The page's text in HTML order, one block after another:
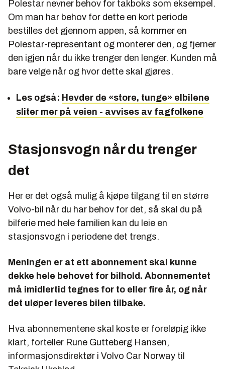
Polestar nevner behov for takboks som eksempel.
Om man har behov for dette en kort periode
bestilles det gjennom appen, så kommer en
Polestar-representant og monterer den, og fjerner
den igjen når du ikke trenger den lenger. Kunden må
bare velge når og hvor dette skal gjøres.
Les også: Hevder de «store, tunge» elbilene
sliter mer på veien - avvises av fagfolkene
Stasjonsvogn når du trenger
det
Her er det også mulig å kjøpe tilgang til en større
Volvo-bil når du har behov for det, så skal du på
bilferie med hele familien kan du leie en
stasjonsvogn i periodene det trengs.
Meningen er at ett abonnement skal kunne
dekke hele behovet for bilhold. Abonnementet
må imidlertid tegnes for to eller fire år, og når
det uløper leveres bilen tilbake.
Hva abonnementene skal koste er foreløpig ikke
klart, forteller Rune Gutteberg Hansen,
informasjonsdirektør i Volvo Car Norway til